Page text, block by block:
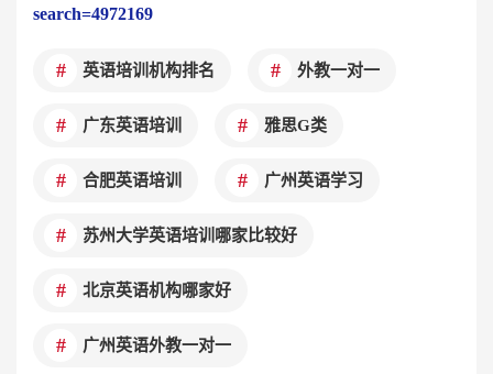
search=4972169
英语培训机构排名 外教一对一
广东英语培训 雅思G类
合肥英语培训 广州英语学习
苏州大学英语培训哪家比较好
北京英语机构哪家好
广州英语外教一对一